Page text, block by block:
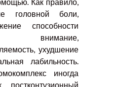
головной боли,
способности
внимание,
ухудшение
лабильность.
иногда
постконтузионный